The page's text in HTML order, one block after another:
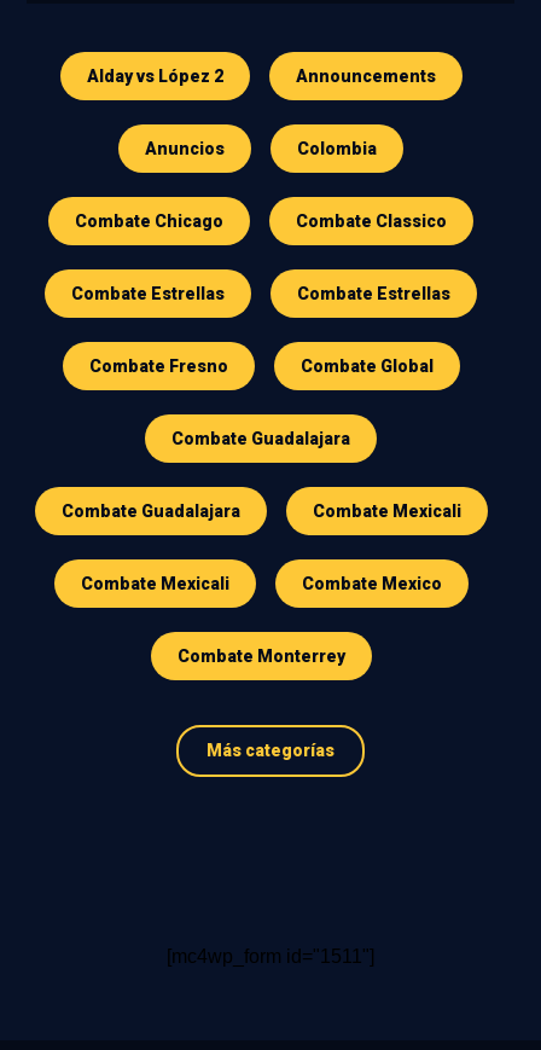
Alday vs López 2 Announcements
Anuncios Colombia
Combate Chicago Combate Classico
Combate Estrellas Combate Estrellas
Combate Fresno Combate Global
Combate Guadalajara
Combate Guadalajara Combate Mexicali
Combate Mexicali Combate Mexico
Combate Monterrey
Más categorías
[mc4wp_form id="1511"]